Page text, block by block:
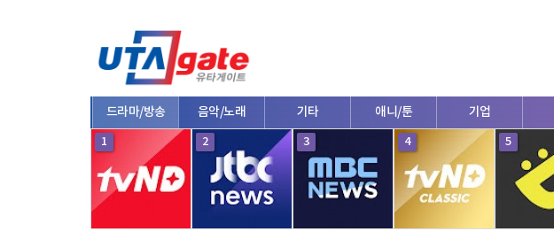
드라마/방송 음악/노래 기타 애니/툰 기업
1 2 3 4 5